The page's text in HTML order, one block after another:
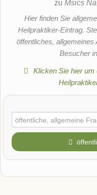
zu Msics
Hier finden Sie
Heilpraktiker-Eintrag.
öffentliches, allgemeines
Besucher
Klicken Sie hier